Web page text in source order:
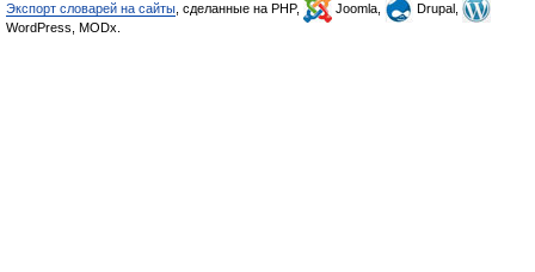
Экспорт словарей на сайты , сделанные на PHP, Joomla,
Drupal,
WordPress, MODx.